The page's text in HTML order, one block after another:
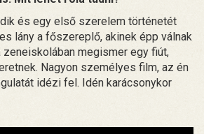
és egy első szerelem történetét
lány a főszereplő, akinek épp válnak
megismer egy fiút,
Nagyon személyes film, az én
idézi fel. Idén karácsonykor